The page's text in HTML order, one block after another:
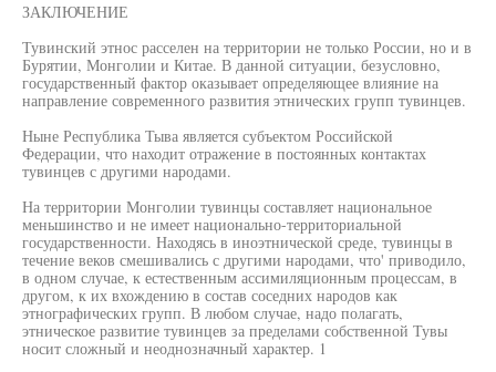
ЗАКЛЮЧЕНИЕ
Тувинский этнос расселен на территории не только России, но и в
Бурятии, Монголии и Китае. В данной ситуации, безусловно,
государственный фактор оказывает определяющее влияние на
направление современного развития этнических групп тувинцев.
Ныне Республика Тыва является субъектом Российской
Федерации, что находит отражение в постоянных контактах
тувинцев с другими народами.
На территории Монголии тувинцы составляет национальное
меньшинство и не имеет национально-территориальной
государственности. Находясь в иноэтнической среде, тувинцы в
течение веков смешивались с другими народами, что' приводило,
в одном случае, к естественным ассимиляционным процессам, в
другом, к их вхождению в состав соседних народов как
этнографических групп. В любом случае, надо полагать,
этническое развитие тувинцев за пределами собственной Тувы
носит сложный и неоднозначный характер. 1